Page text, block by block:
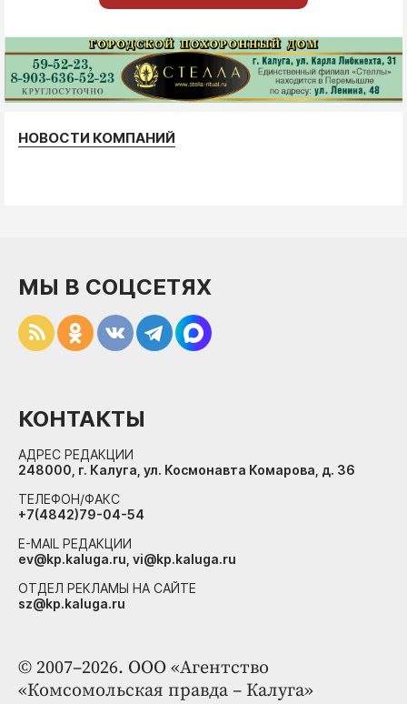
НОВОСТИ КОМПАНИЙ
© 2007–2026. ООО «Агентство
«Комсомольская правда – Калуга»
МЫ В СОЦСЕТЯХ
КОНТАКТЫ
АДРЕС РЕДАКЦИИ
248000, г. Калуга, ул. Космонавта Комарова, д. 36
ТЕЛЕФОН/ФАКС
+7(4842)79-04-54
E-MAIL РЕДАКЦИИ
ev@kp.kaluga.ru, vi@kp.kaluga.ru
ОТДЕЛ РЕКЛАМЫ НА САЙТЕ
sz@kp.kaluga.ru